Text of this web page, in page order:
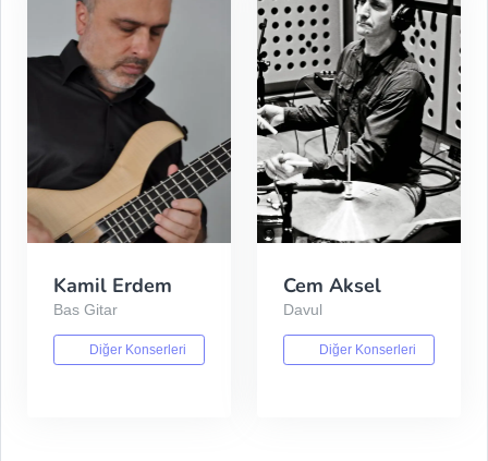
Kamil Erdem
Bas Gitar
Diğer Konserleri
Cem Aksel
Davul
Diğer Konserleri